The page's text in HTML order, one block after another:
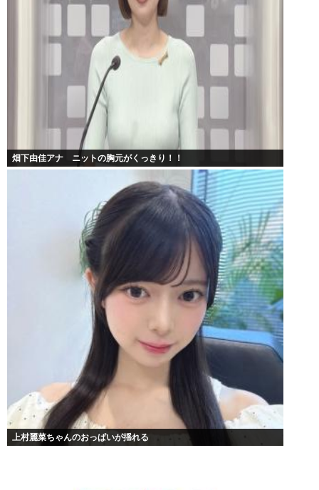
畑下由佳アナ ニットの胸元がくっきり！！
上村麗菜ちゃんのおっぱいが揺れる